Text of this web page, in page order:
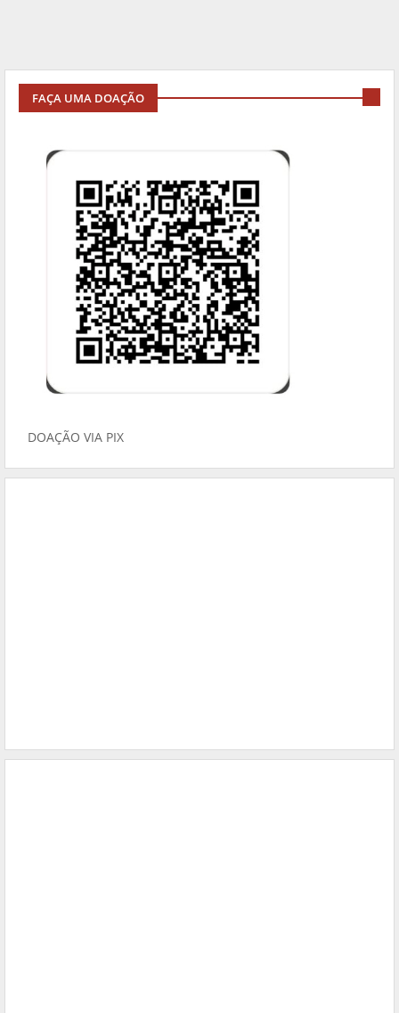
FAÇA UMA DOAÇÃO
DOAÇÃO VIA PIX